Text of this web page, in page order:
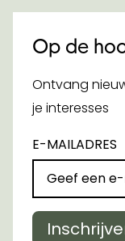
Op de
Ontvang
je interesses
E-MAILADRES